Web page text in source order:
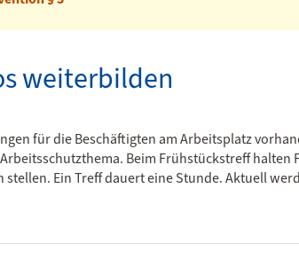
weiterbilden
für die Beschäftigten am Arbeitsplatz
Beim Frühstückstreff halten
Ein Treff dauert eine Stunde. Aktuell